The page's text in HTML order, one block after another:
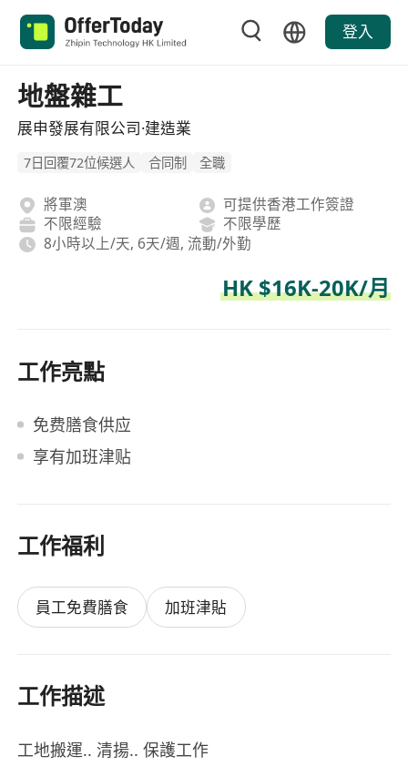
登入
地盤雜工
展申發展有限公司·建造業
7日回覆72位候選人 合同制 全職
將軍澳
可提供香港工作簽證
不限經驗
不限學歷
8小時以上/天, 6天/週, 流動/外勤
HK $16K-20K/月
工作亮點
免费膳食供应
享有加班津贴
工作福利
員工免費膳食 加班津貼
工作描述
工地搬運.. 清揚.. 保護工作